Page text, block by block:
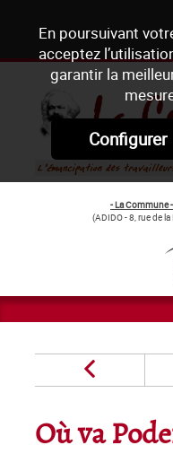
En poursuivant
acceptez
garantir la
Configurer
- La Commune
(ADIDO - 8, rue de
Où va